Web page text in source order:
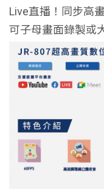
Live直播！同步高
可子母畫面錄製或